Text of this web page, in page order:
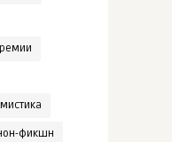
мистика
фикшн